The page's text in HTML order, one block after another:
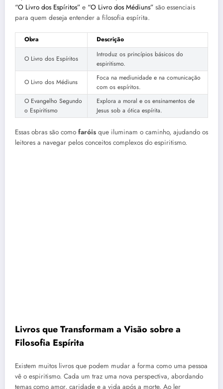
“O Livro dos Espíritos” e “O Livro dos Médiuns” são essenciais
para quem deseja entender a filosofia espírita.
Obra Descrição
O Livro dos Espíritos
Introduz os princípios básicos do
espiritismo.
O Livro dos Médiuns
Foca na mediunidade e na comunicação
com os espíritos.
O Evangelho Segundo
o Espiritismo
Explora a moral e os ensinamentos de
Jesus sob a ótica espírita.
Essas obras são como faróis que iluminam o caminho, ajudando os
leitores a navegar pelos conceitos complexos do espiritismo.
Livros que Transformam a Visão sobre a
Filosofia Espírita
Existem muitos livros que podem mudar a forma como uma pessoa
vê o espiritismo. Cada um traz uma nova perspectiva, abordando
temas como amor, caridade e a vida após a morte. Ao ler